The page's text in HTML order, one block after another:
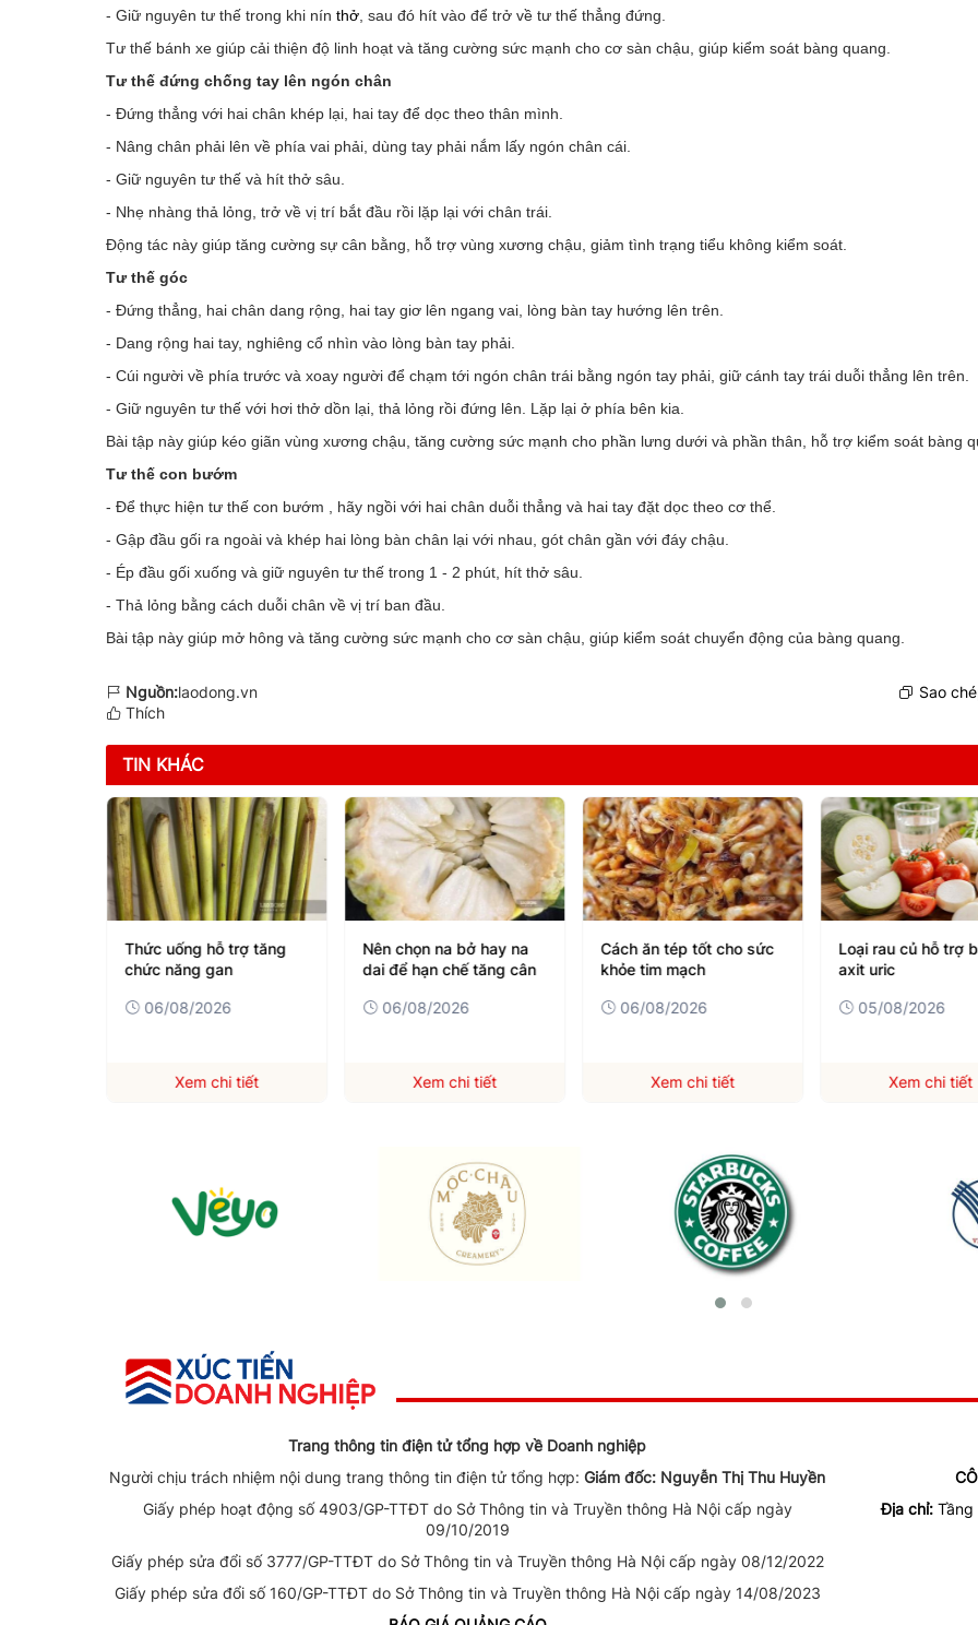
- Giữ nguyên tư thế trong khi nín thở , sau đó hít vào để trở về tư thế thẳng đứng.
Tư thế bánh xe giúp cải thiện độ linh hoạt và tăng cường sức mạnh cho cơ sàn chậu, giúp kiểm soát bàng quang.
Tư thế đứng chống tay lên ngón chân
- Đứng thẳng với hai chân khép lại, hai tay để dọc theo thân mình.
- Nâng chân phải lên về phía vai phải, dùng tay phải nắm lấy ngón chân cái.
- Giữ nguyên tư thế và hít thở sâu.
- Nhẹ nhàng thả lỏng, trở về vị trí bắt đầu rồi lặp lại với chân trái.
Động tác này giúp tăng cường sự cân bằng, hỗ trợ vùng xương chậu, giảm tình trạng tiểu không kiểm soát.
Tư thế góc
- Đứng thẳng, hai chân dang rộng, hai tay giơ lên ngang vai, lòng bàn tay hướng lên trên.
- Dang rộng hai tay, nghiêng cổ nhìn vào lòng bàn tay phải.
- Cúi người về phía trước và xoay người để chạm tới ngón chân trái bằng ngón tay phải, giữ cánh tay trái duỗi thẳng lên trên.
- Giữ nguyên tư thế với hơi thở dồn lại, thả lỏng rồi đứng lên. Lặp lại ở phía bên kia.
Bài tập này giúp kéo giãn vùng xương chậu, tăng cường sức mạnh cho phần lưng dưới và phần thân, hỗ trợ kiểm soát bàng
Tư thế con bướm
- Để thực hiện tư thế con bướm , hãy ngồi với hai chân duỗi thẳng và hai tay đặt dọc theo cơ thể.
- Gập đầu gối ra ngoài và khép hai lòng bàn chân lại với nhau, gót chân gần với đáy chậu.
- Ép đầu gối xuống và giữ nguyên tư thế trong 1 - 2 phút, hít thở sâu.
- Thả lỏng bằng cách duỗi chân về vị trí ban đầu.
Bài tập này giúp mở hông và tăng cường sức mạnh cho cơ sàn chậu, giúp kiểm soát chuyển động của bàng quang.
Nguồn:laodong.vn
Sao
Thích
TIN KHÁC
Nên chọn na bở hay na
dai để hạn chế tăng cân
06/08/2026
Xem chi tiết
Cách ăn tép tốt cho sức
khỏe tim mạch
06/08/2026
Xem chi tiết
Loại rau củ hỗ trợ bài tiết
axit uric
05/08/2026
Xem chi tiết
Người bị axit uric
có thể ăn thịt, cá,
Xem chi tiết
Trang thông tin điện tử tổng hợp về Doanh nghiệp
Người chịu trách nhiệm nội dung trang thông tin điện tử tổng hợp:Giám đốc: Nguyễn Thị Thu Huyền
Giấy phép hoạt động số 4903/GP-TTĐT do Sở Thông tin và Truyền thông Hà Nội cấp ngày
09/10/2019
Giấy phép sửa đổi số 3777/GP-TTĐT do Sở Thông tin và Truyền thông Hà Nội cấp ngày 08/12/2022
Giấy phép sửa đổi số 160/GP-TTĐT do Sở Thông tin và Truyền thông Hà Nội cấp ngày 14/08/2023
Địa chỉ: Tầng